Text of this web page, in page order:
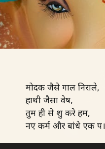
मोदक जैसे गाल निराले,
हाथी जैसा वेष,
तुम ही से शुरू करे हम,
नए कर्म और बांधे एक रूप।